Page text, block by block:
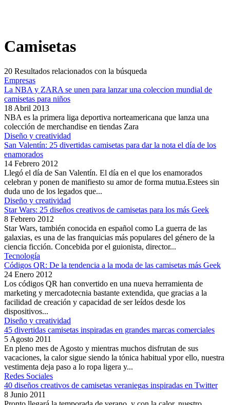
Camisetas
20 Resultados relacionados con la búsqueda
Empresas
La NBA y ZARA se unen para lanzar una coleccion mundial de
camisetas para niños
18 Abril 2013
NBA es la primera liga deportiva norteamericana que lanza una
colección de merchandise en tiendas Zara
Diseño y creatividad
San Valentín: 25 divertidas camisetas para dar la nota el día de los
enamorados
14 Febrero 2012
Llegó el día de San Valentín. El día en el que los enamorados
celebran y ponen de manifiesto su amor de forma mutua.Estees sin
duda uno de los legados que...
Diseño y creatividad
Star Wars: 25 diseños creativos de camisetas para los más Geek
8 Febrero 2012
Star Wars, también conocida en español como La guerra de las
galaxias, es una de las franquicias más populares del género de la
ciencia ficción. Concebida por el guionista, director...
Tecnología
Códigos QR: De la tendencia a la moda de las camisetas más Geek
24 Enero 2012
Los códigos QR han convertido en una nueva herramienta de
marketing y mercadotecnia bastante extendida, que gracias a la
facilidad de creación y capacidad de ser leídos desde los
dispositivos...
Diseño y creatividad
45 divertidas camisetas inspiradas en grandes marcas comerciales
5 Agosto 2011
En pleno mes de Agosto y mientras muchos disfrutan de sus
vacaciones, la calor sigue siendo la tónica habitual ypor ello, nuestra
vestimenta deja paso a lo ropa ligera y...
Redes Sociales
40 diseños creativos de camisetas veraniegas inspiradas en Twitter
8 Junio 2011